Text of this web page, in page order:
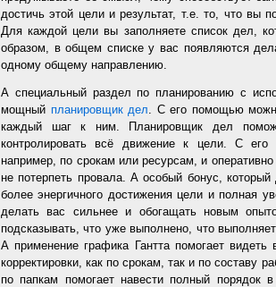
достичь этой цели и результат, т.е. то, что вы
Для каждой цели вы заполняете список дел,
образом, в общем списке у вас появляются
одному общему направлению.
А специальный раздел по планированию с
мощный планировщик дел. С его помощью
каждый шаг к ним. Планировщик дел
контролировать всё движение к цели. С
например, по срокам или ресурсам, и
не потерпеть провала. А особый бонус,
более энергичного достижения цели и полная
делать вас сильнее и обогащать новым
подсказывать, что уже выполнено, что
А применение графика Гантта помогает
корректировки, как по срокам, так и по составу
по папкам помогает навести полный порядок